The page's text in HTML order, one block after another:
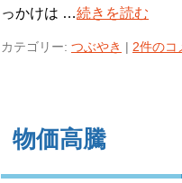
っかけは …続きを読む
カテゴリー: つぶやき | 2件のコ
物価高騰